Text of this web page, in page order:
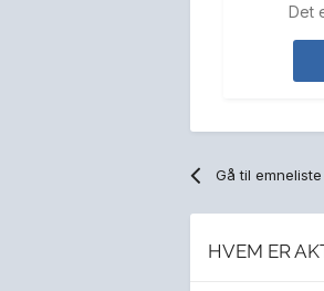
Det
Gå til emneliste
HVEM ER